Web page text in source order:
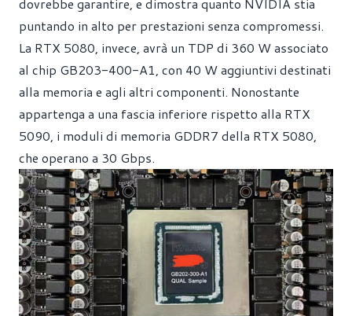
puntando in alto per prestazioni senza compromessi.
La RTX 5080, invece, avrà un TDP di 360 W associato
al chip GB203-400-A1, con 40 W aggiuntivi destinati
alla memoria e agli altri componenti. Nonostante
appartenga a una fascia inferiore rispetto alla RTX
5090, i moduli di memoria GDDR7 della RTX 5080,
che operano a 30 Gbps.